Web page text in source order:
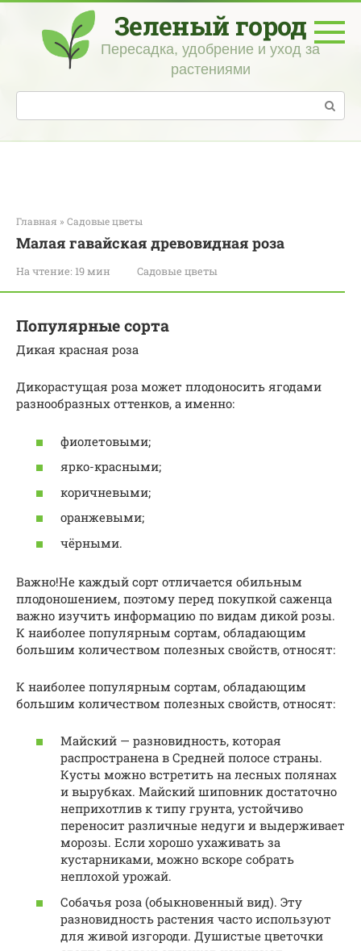
Перейти
контенту
Зеленый город
Пересадка, удобрение и уход за
растениями
Поиск:
Главная » Садовые цветы
Малая гавайская древовидная роза
На чтение: 19 мин Садовые цветы
Популярные сорта
Дикая красная роза
Дикорастущая роза может плодоносить ягодами
разнообразных оттенков, а именно:
фиолетовыми;
ярко-красными;
коричневыми;
оранжевыми;
чёрными.
Важно!Не каждый сорт отличается обильным
плодоношением, поэтому перед покупкой саженца
важно изучить информацию по видам дикой розы.
К наиболее популярным сортам, обладающим
большим количеством полезных свойств, относят:
К наиболее популярным сортам, обладающим
большим количеством полезных свойств, относят:
Майский — разновидность, которая
распространена в Средней полосе страны.
Кусты можно встретить на лесных полянах
и вырубках. Майский шиповник достаточно
неприхотлив к типу грунта, устойчиво
переносит различные недуги и выдерживает
морозы. Если хорошо ухаживать за
кустарниками, можно вскоре собрать
неплохой урожай.
Собачья роза (обыкновенный вид). Эту
разновидность растения часто используют
для живой изгороди. Душистые цветочки